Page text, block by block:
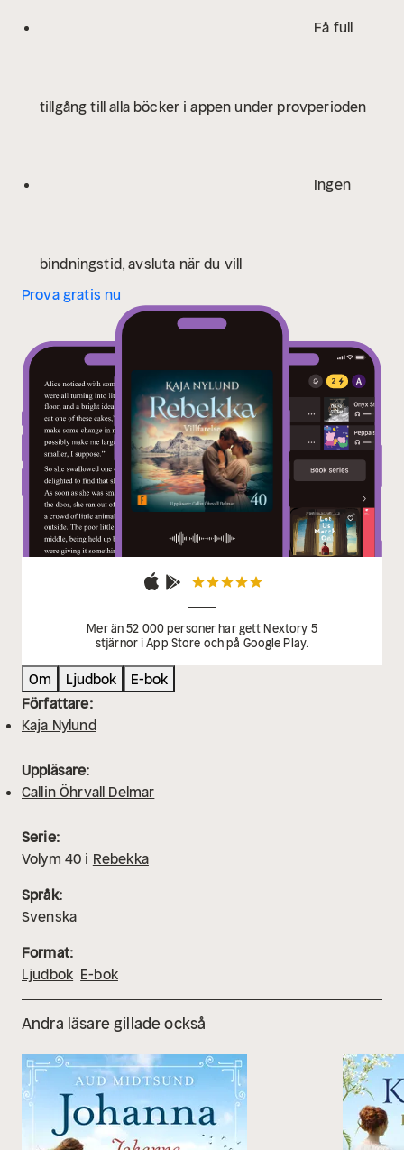
Få full
tillgång till alla böcker i appen under provperioden
Ingen
bindningstid, avsluta när du vill
Prova gratis nu
Mer än 52 000 personer har gett Nextory 5
stjärnor i App Store och på Google Play.
Om Ljudbok
E-bok
Författare:
Kaja Nylund
Uppläsare:
Callin Öhrvall Delmar
Serie:
Volym 40 i Rebekka
Språk:
Svenska
Format:
Ljudbok E-bok
Andra läsare gillade också